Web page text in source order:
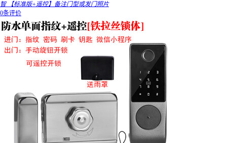
智 【标准版+遥控】备注门型或发门照片
0条评价